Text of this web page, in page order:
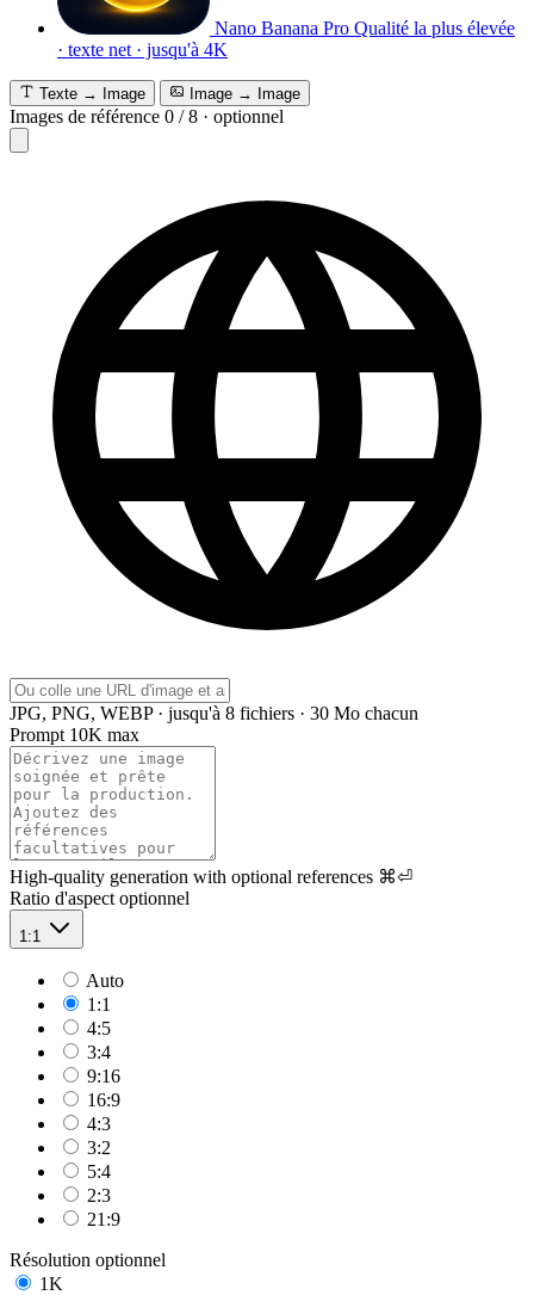
Nano Banana Pro Qualité la plus élevée
· texte net · jusqu'à 4K
Texte → Image Image → Image
Images de référence 0 /8 · optionnel
JPG, PNG, WEBP · jusqu'à 8 fichiers · 30 Mo chacun
Prompt 10K max
High-quality generation with optional references ⌘⏎
Ratio d'aspect optionnel
1:1
Auto
1:1
4:5
3:4
9:16
16:9
4:3
3:2
5:4
2:3
21:9
Résolution optionnel
1K